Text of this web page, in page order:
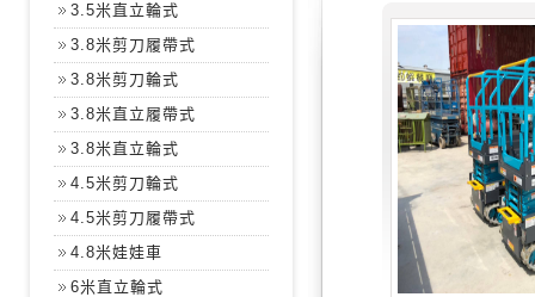
3.5米直立輪式
3.8米剪刀履帶式
3.8米剪刀輪式
3.8米直立履帶式
3.8米直立輪式
4.5米剪刀輪式
4.5米剪刀履帶式
4.8米娃娃車
6米直立輪式